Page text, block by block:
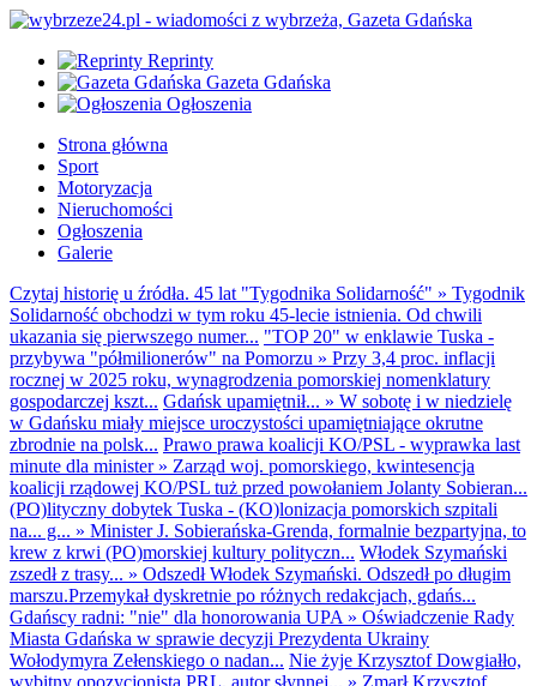
Reprinty
Gazeta Gdańska
Ogłoszenia
Strona główna
Sport
Motoryzacja
Nieruchomości
Ogłoszenia
Galerie
Czytaj historię u źródła. 45 lat "Tygodnika Solidarność" » Tygodnik
Solidarność obchodzi w tym roku 45-lecie istnienia. Od chwili
ukazania się pierwszego numer... "TOP 20" w enklawie Tuska -
przybywa "półmilionerów" na Pomorzu » Przy 3,4 proc. inflacji
rocznej w 2025 roku, wynagrodzenia pomorskiej nomenklatury
gospodarczej kszt... Gdańsk upamiętnił... » W sobotę i w niedzielę
w Gdańsku miały miejsce uroczystości upamiętniające okrutne
zbrodnie na polsk... Prawo prawa koalicji KO/PSL - wyprawka last
minute dla minister» Zarząd woj. pomorskiego, kwintesencja
koalicji rządowej KO/PSL tuż przed powołaniem Jolanty Sobieran...
(PO)lityczny dobytek Tuska - (KO)lonizacja pomorskich szpitali
na... g... » Minister J. Sobierańska-Grenda, formalnie bezpartyjna, to
krew z krwi (PO)morskiej kultury polityczn... Włodek Szymański
zszedł z trasy... » Odszedł Włodek Szymański. Odszedł po długim
marszu.Przemykał dyskretnie po różnych redakcjach, gdańs...
Gdańscy radni: "nie" dla honorowania UPA » Oświadczenie Rady
Miasta Gdańska w sprawie decyzji Prezydenta Ukrainy
Wołodymyra Zełenskiego o nadan... Nie żyje Krzysztof Dowgiałło,
wybitny opozycjonista PRL, autor słynnej... » Zmarł Krzysztof